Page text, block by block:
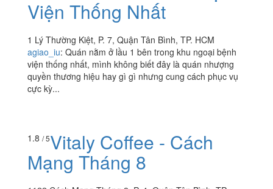
3A Võ Thành Trang, P. 11, Quận Tân Bình, TP. HCM
trandat09
Gần nhà nên tiện hay qua đây để uống cà
phải bàn .
1.9 / 5Viva Star Coffee - Bệnh
Viện Thống Nhất